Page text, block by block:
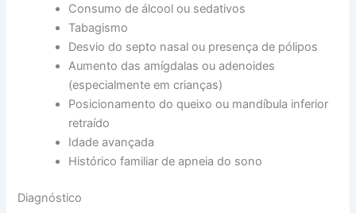
Consumo de álcool ou sedativos
Tabagismo
Desvio do septo nasal ou presença de pólipos
Aumento das amígdalas ou adenoides
(especialmente em crianças)
Posicionamento do queixo ou mandíbula inferior
retraído
Idade avançada
Histórico familiar de apneia do sono
Diagnóstico